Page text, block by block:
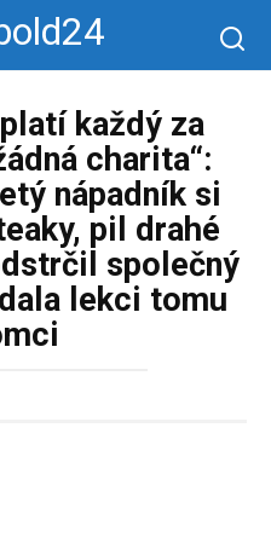
každý za
charita“:
nápadník si
pil drahé
společný
lekci tomu